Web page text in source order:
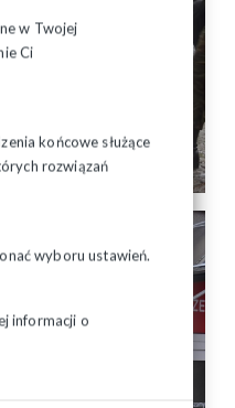
w Twojej
Ci
końcowe służące
rozwiązań
wyboru ustawień.
informacji o